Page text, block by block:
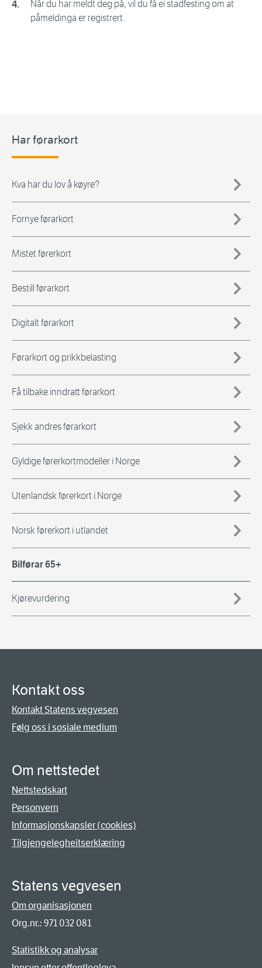
Når du har meldt deg på, vil du få ei stadfesting om at
påmeldinga er registrert.
Har førarkort
Kva har du lov å køyre?
Fornye førarkort
Mistet førerkort
Bestill førarkort
Digitalt førarkort
Førarkort og prikkbelasting
Få tilbake inndratt førarkort
Sjekk andres førarkort
Gyldige førerkortmodeller i Norge
Utenlandsk førerkort i Norge
Norsk førerkort i utlandet
Bilførar 65+
Kjørevurdering
Kontakt oss
Kontakt Statens vegvesen
Følg oss i sosiale medium
Om nettstedet
Nettstedskart
Personvern
Informasjonskapsler (cookies)
Tilgjengelegheitserklæring
Statens vegvesen
Om organisasjonen
Org.nr.: 971 032 081
Statistikk og analysar